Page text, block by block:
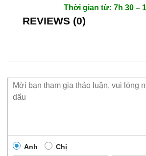
Thời gian từ: 7h 30 –
REVIEWS (0)
Anh Chị